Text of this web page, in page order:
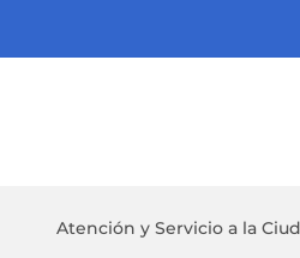
Atención y Servicio a la